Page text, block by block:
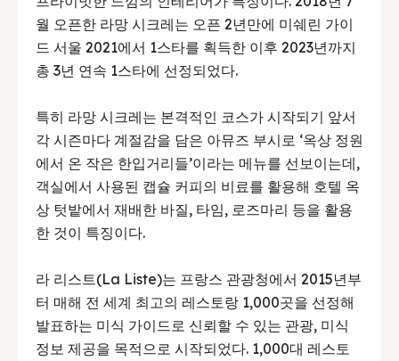
월 오픈한 라망 시크레는 오픈 2년만에 미쉐린 가이
드 서울 2021에서 1스타를 획득한 이후 2023년까지
총 3년 연속 1스타에 선정되었다.
특히 라망 시크레는 본격적인 코스가 시작되기 앞서
각 시즌마다 계절감을 담은 아뮤즈 부시로 ‘옥상 정원
에서 온 작은 한입거리들’이라는 메뉴를 선보이는데,
객실에서 사용된 캡슐 커피의 비료를 활용해 호텔 옥
상 텃밭에서 재배한 바질, 타임, 로즈마리 등을 활용
한 것이 특징이다.
라 리스트(La Liste)는 프랑스 관광청에서 2015년부
터 매해 전 세계 최고의 레스토랑 1,000곳을 선정해
발표하는 미식 가이드로 신뢰할 수 있는 관광, 미식
정보 제공을 목적으로 시작되었다. 1,000대 레스토